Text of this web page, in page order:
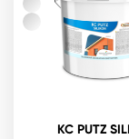
KC PUTZ